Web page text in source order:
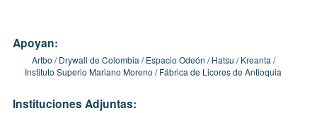
Apoyan:
Artbo Drywall de Colombia Espacio Odeón Hatsu
Kreanta
Instituto Superio Mariano Moreno
Fábrica de Licores de Antioquia
Instituciones Adjuntas: